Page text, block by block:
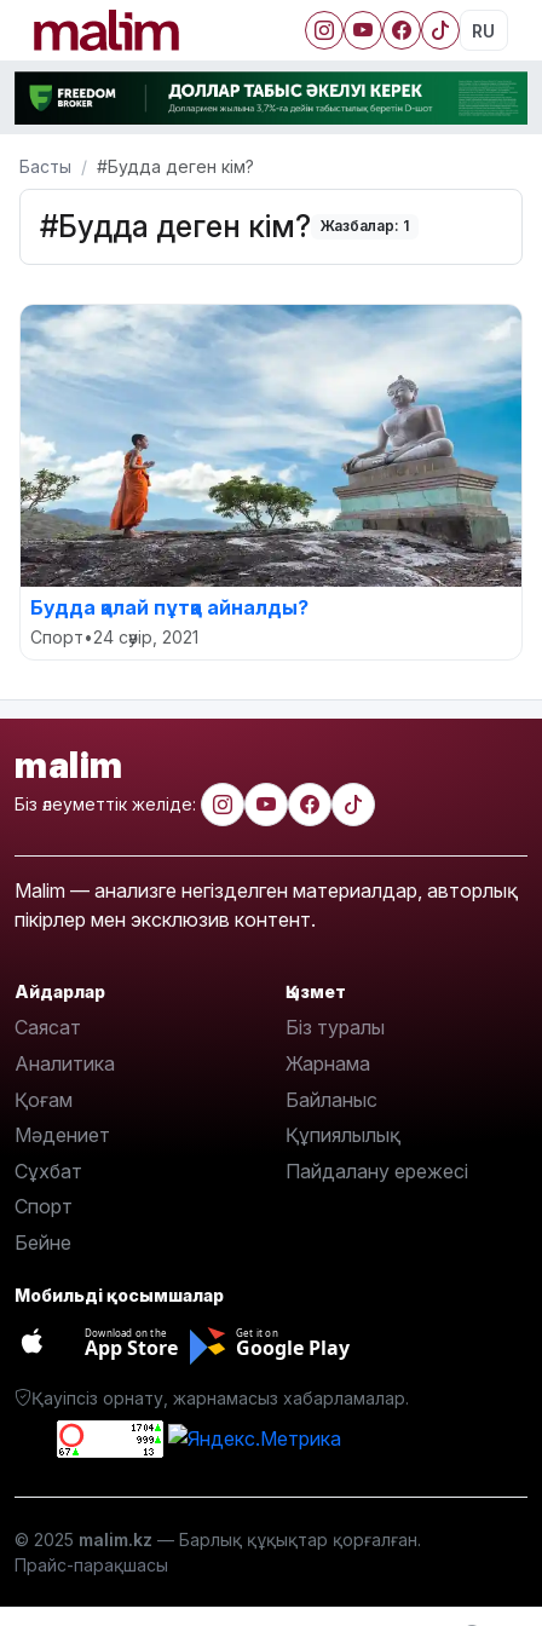
RU
Басты #Будда деген кім?
#Будда деген кім? Жазбалар: 1
Будда қалай пұтқа айналды?
Спорт•24 сәуір, 2021
malim
Біз әлеуметтік желіде:
Malim — анализге негізделген материалдар, авторлық
пікірлер мен эксклюзив контент.
Айдарлар
Саясат
Аналитика
Қоғам
Мәдениет
Сұхбат
Спорт
Бейне
Қызмет
Біз туралы
Жарнама
Байланыс
Құпиялылық
Пайдалану ережесі
Мобильді қосымшалар
Download on the
App Store
Get it on
Google Play
Қауіпсіз орнату, жарнамасыз хабарламалар.
© 2025 malim.kz — Барлық құқықтар қорғалған.
Прайс-парақшасы